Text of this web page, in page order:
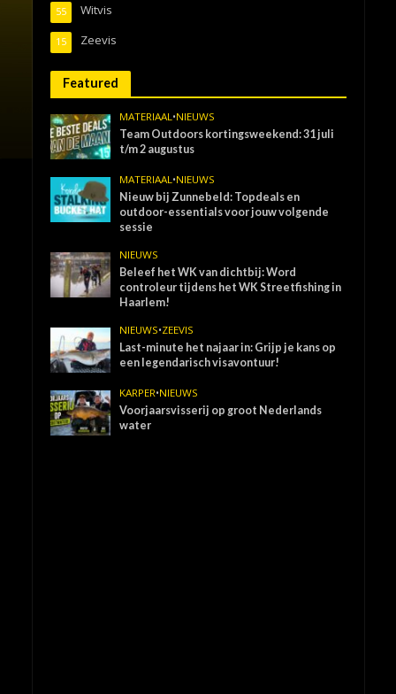
Witvis
55
Zeevis
15
Featured
MATERIAAL •NIEUWS
Team Outdoors kortingsweekend: 31 juli
t/m 2 augustus
MATERIAAL •NIEUWS
Nieuw bij Zunnebeld: Topdeals en
outdoor-essentials voor jouw volgende
sessie
NIEUWS
Beleef het WK van dichtbij: Word
controleur tijdens het WK Streetfishing in
Haarlem!
NIEUWS•ZEEVIS
Last-minute het najaar in: Grijp je kans op
een legendarisch visavontuur!
KARPER•NIEUWS
Voorjaarsvisserij op groot Nederlands
water